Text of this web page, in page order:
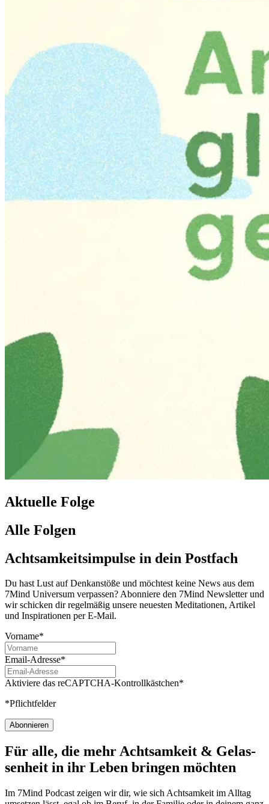
Aktuelle Folge
Alle Folgen
Achtsamkeitsimpulse in dein Postfach
Du hast Lust auf Denkanstöße und möchtest keine News aus dem
7Mind Universum verpassen? Abon­niere den 7Mind News­let­ter und
wir schicken dir regelmäßig unsere neuesten Meditationen, Artikel
und Inspirationen per E-Mail.
Vorname*
Email-Adresse*
Aktiviere das reCAPTCHA-Kontrollkästchen*
*Pflichtfelder
Abonnieren
Für alle, die mehr Acht­sam­keit & Gelas­
sen­heit in ihr Leben brin­gen möch­ten
Im 7Mind Pod­cast zeigen wir dir, wie sich Acht­sam­keit im Alltag